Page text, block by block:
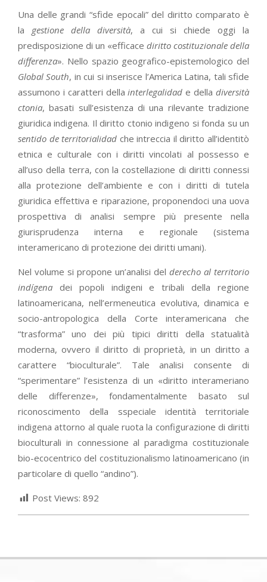
Una delle grandi “sfide epocali” del diritto comparato è
la gestione della diversità, a cui si chiede oggi la
predisposizione di un «efficace diritto costituzionale della
differenza». Nello spazio geografico-epistemologico del
Global South, in cui si inserisce l’America Latina, tali sfide
assumono i caratteri dellainterlegalidad e delladiversità
ctonia, basati sull’esistenza di una rilevante tradizione
giuridica indigena. Il diritto ctonio indigeno si fonda su un
sentido de territorialidad che intreccia il diritto all’identitò
etnica e culturale con i diritti vincolati al possesso e
all’uso della terra, con la costellazione di diritti connessi
alla protezione dell’ambiente e con i diritti di tutela
giuridica effettiva e riparazione, proponendoci una uova
prospettiva di analisi sempre più presente nella
giurisprudenza interna e regionale (sistema
interamericano di protezione dei diritti umani).
Nel volume si propone un’analisi del derecho al territorio
indígena dei popoli indigeni e tribali della regione
latinoamericana, nell’ermeneutica evolutiva, dinamica e
socio-antropologica della Corte interamericana che
“trasforma” uno dei più tipici diritti della statualità
moderna, ovvero il diritto di proprietà, in un diritto a
carattere “bioculturale”. Tale analisi consente di
“sperimentare” l’esistenza di un «diritto interameriano
delle differenze», fondamentalmente basato sul
riconoscimento della sspeciale identità territoriale
indigena attorno al quale ruota la configurazione di diritti
bioculturali in connessione al paradigma costituzionale
bio-ecocentrico del costituzionalismo latinoamericano (in
particolare di quello “andino”).
Post Views: 892